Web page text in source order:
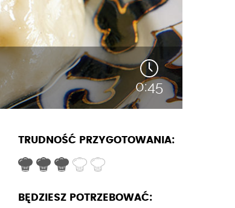
0:45
TRUDNOŚĆ PRZYGOTOWANIA:
BĘDZIESZ POTRZEBOWAĆ: